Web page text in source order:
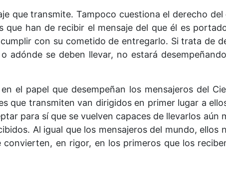
que transmite. Tampoco cuestiona el derecho
que han de recibir el mensaje del que él es
con su cometido de entregarlo. Si trata de
adónde se deben llevar, no estará
el papel que desempeñan los mensajeros del
que transmiten van dirigidos en primer lugar a
para sí que se vuelven capaces de llevarlos aún
Al igual que los mensajeros del mundo, ellos
en rigor, en los primeros que los